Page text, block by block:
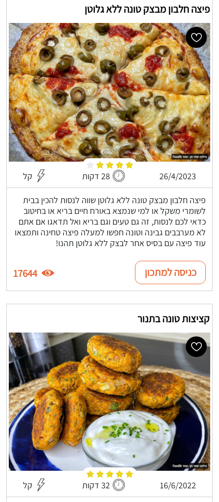
פיצה חלבון מבצק טונה ללא גלוטן
26/4/2023 28 דקות קל
פיצה חלבון מבצק טונה ללא גלוטן שווה לנסות להכין בבית
לשומרי משקל או למי שנמצא באורח חיים בריא או בחיטוב
כדאי לכם לנסות, זה גם טעים וגם בריא ואל תדאגו אם אתם
לא מערבבים גבינה וטונה חפשו למעלה פיצה טחינה ותמצאו
עוד פיצה עם בסיס אחר לבצק ללא גלוטן תהנו!
כניסה למתכון 17644
קציצות טונה בתנור
16/6/2022 32 דקות קל